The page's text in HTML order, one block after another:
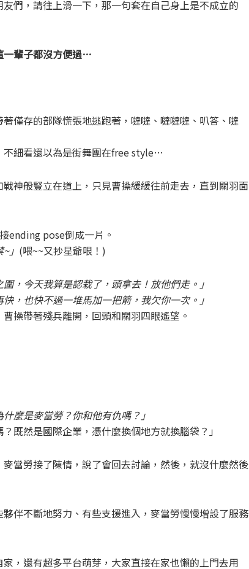
們，請往上滑一下，那一句套在自己身上是不成立的
一輩子都沒方便過…
僅存的部隊慌張地逃跑著，噠噠、噠噠噠、叭答、噠
不細看還以為是街舞團在free style…
神般豎立在道上，只見曹操緩緩往前走去，直到關羽面
ending pose倒成一片。
」 (喂~~又抄星爺哏！)
，今天我算是認栽了，頭拿去！放他們走。」
，也快不過一堆馬加一把箭，我欠你一次。」
操帶著殘兵離開，回頭和關羽四眼遙望。
什麼是麥當勞？你和他有仇嗎？」
既然是國際企業，憑什麼換個地方就換腦袋？」
當勞接了陳情，說了會回去討論，然後，就沒什麼然後
伴不斷地努力、有些支援進入，麥當勞慢慢增設了服務
，還有超多平台萌芽，大家直接在家也懶的上門去用